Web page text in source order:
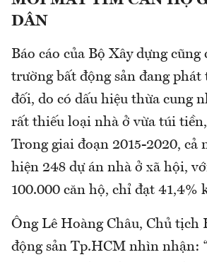
DÂN
Báo cáo của Bộ Xây dựng
trường bất động sản đang
đối, do có dấu hiệu thừa cung
rất thiếu loại nhà ở vừa túi
Trong giai đoạn 2015-2020, cả
hiện 248 dự án nhà ở xã hội,
100.000 căn hộ, chỉ đạt 41,4%
Ông Lê Hoàng Châu, Chủ tịch
động sản Tp.HCM nhìn nhận: